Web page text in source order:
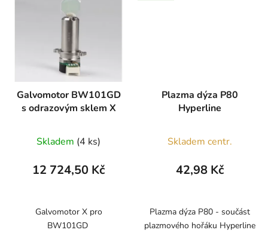
Galvomotor BW101GD
s odrazovým sklem X
Skladem (4 ks)
12 724,50 Kč
Galvomotor X pro
BW101GD
Plazma dýza P80
Hyperline
Skladem centr.
42,98 Kč
Plazma dýza P80 - součást
plazmového hořáku Hyperline